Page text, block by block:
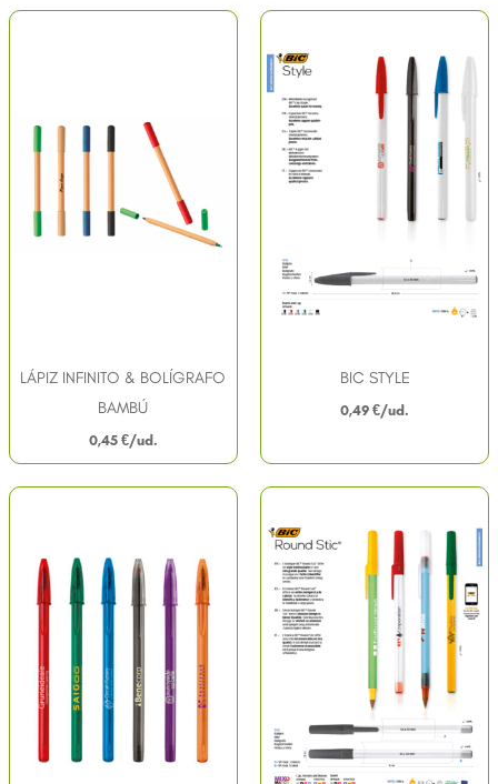
LÁPIZ INFINITO & BOLÍGRAFO
BAMBÚ
0,45 €
BIC STYLE
0,49 €